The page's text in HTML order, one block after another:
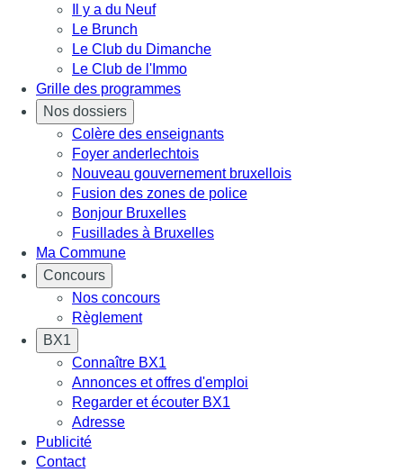
Il y a du Neuf
Le Brunch
Le Club du Dimanche
Le Club de l'Immo
Grille des programmes
Nos dossiers
Colère des enseignants
Foyer anderlechtois
Nouveau gouvernement bruxellois
Fusion des zones de police
Bonjour Bruxelles
Fusillades à Bruxelles
Ma Commune
Concours
Nos concours
Règlement
BX1
Connaître BX1
Annonces et offres d'emploi
Regarder et écouter BX1
Adresse
Publicité
Contact